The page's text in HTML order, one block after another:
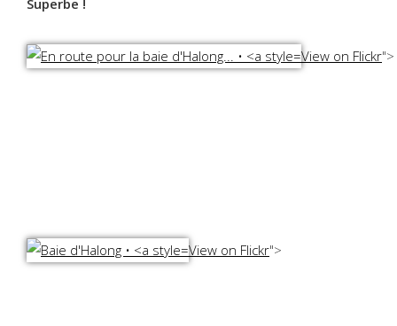
Superbe !
View on Flickr">
View on Flickr">